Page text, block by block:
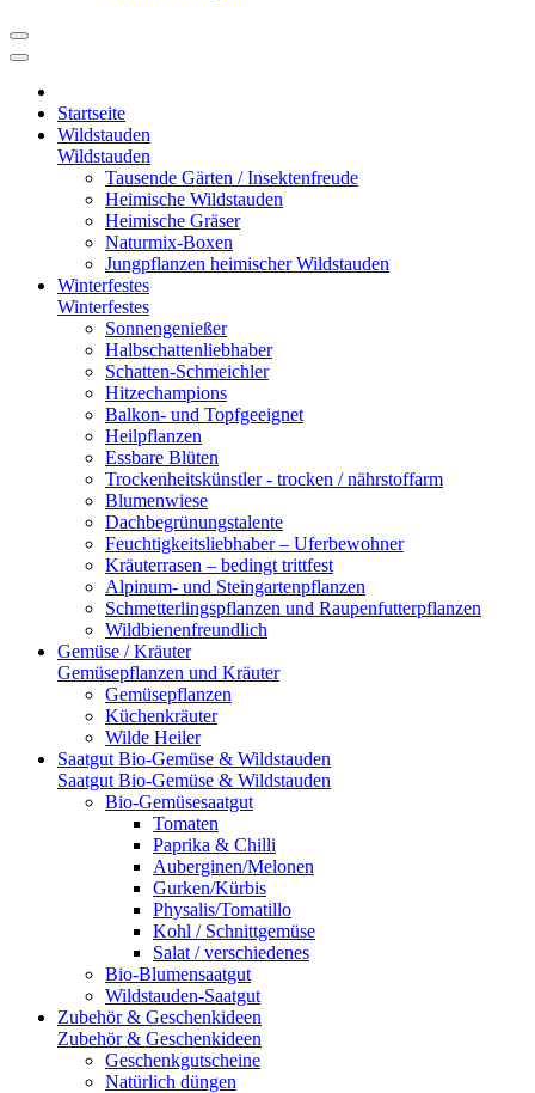
Startseite
Wildstauden
Wildstauden
Tausende Gärten / Insektenfreude
Heimische Wildstauden
Heimische Gräser
Naturmix-Boxen
Jungpflanzen heimischer Wildstauden
Winterfestes
Winterfestes
Sonnengenießer
Halbschattenliebhaber
Schatten-Schmeichler
Hitzechampions
Balkon- und Topfgeeignet
Heilpflanzen
Essbare Blüten
Trockenheitskünstler - trocken / nährstoffarm
Blumenwiese
Dachbegrünungstalente
Feuchtigkeitsliebhaber – Uferbewohner
Kräuterrasen – bedingt trittfest
Alpinum- und Steingartenpflanzen
Schmetterlingspflanzen und Raupenfutterpflanzen
Wildbienenfreundlich
Gemüse / Kräuter
Gemüsepflanzen und Kräuter
Gemüsepflanzen
Küchenkräuter
Wilde Heiler
Saatgut Bio-Gemüse & Wildstauden
Saatgut Bio-Gemüse & Wildstauden
Bio-Gemüsesaatgut
Tomaten
Paprika & Chilli
Auberginen/Melonen
Gurken/Kürbis
Physalis/Tomatillo
Kohl / Schnittgemüse
Salat / verschiedenes
Bio-Blumensaatgut
Wildstauden-Saatgut
Zubehör & Geschenkideen
Zubehör & Geschenkideen
Geschenkgutscheine
Natürlich düngen